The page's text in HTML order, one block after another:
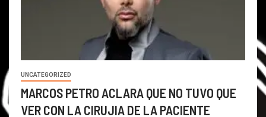
UNCATEGORIZED
MARCOS PETRO ACLARA QUE NO TUVO QUE
VER CON LA CIRUJIA DE LA PACIENTE